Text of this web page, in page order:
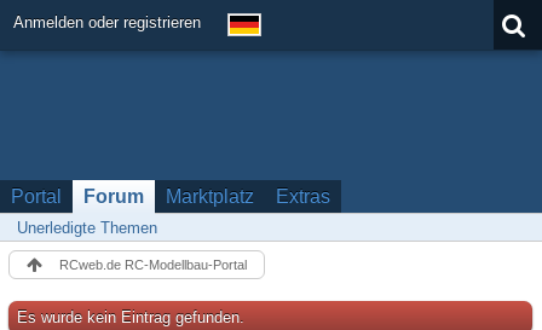
Anmelden oder registrieren
Portal Forum Marktplatz Extras
Unerledigte Themen
RCweb.de RC-Modellbau-Portal
Es wurde kein Eintrag gefunden.